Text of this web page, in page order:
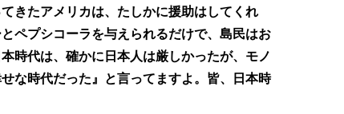
きたアメリカは、たしかに援助はしてくれ
ペプシコーラを与えられるだけで、島民はお
時代は、確かに日本人は厳しかったが、モノ
な時代だった』と言ってますよ。皆、日本時